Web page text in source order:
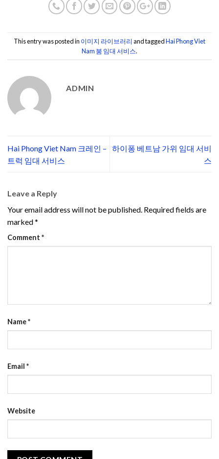
This entry was posted in 이미지 라이브러리 and taggedHai Phong Viet
Nam 붐 임대 서비스.
ADMIN
Hai Phong Viet Nam 크레인 –
트럭 임대 서비스
하이퐁 베트남 가위 임대 서비
스
Leave a Reply
Your email address will not be published. Required fields are
marked*
Comment *
Name*
Email *
Website